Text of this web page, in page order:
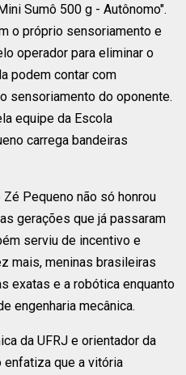
Sumô 500 g - Autônomo".
o próprio sensoriamento e
operador para eliminar o
podem contar com
sensoriamento do oponente.
equipe da Escola
carrega bandeiras
Pequeno não só honrou
gerações que já passaram
serviu de incentivo e
mais, meninas brasileiras
exatas e a robótica enquanto
engenharia mecânica.
da UFRJ e orientador da
enfatiza que a vitória